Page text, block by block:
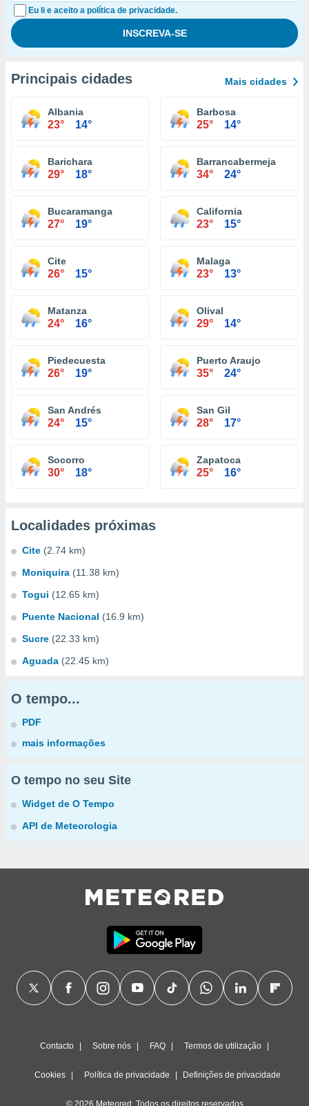
Eu li e aceito a política de privacidade.
Principais cidades Mais cidades
Albania
23° 14°
Barbosa
25° 14°
Barichara
29° 18°
Barrancabermeja
34° 24°
Bucaramanga
27° 19°
California
23° 15°
Cite
26° 15°
Malaga
23° 13°
Matanza
24° 16°
Olival
29° 14°
Piedecuesta
26° 19°
Puerto Araujo
35° 24°
San Andrés
24° 15°
San Gil
28° 17°
Socorro
30° 18°
Zapatoca
25° 16°
Localidades próximas
Cite (2.74 km)
Moniquira (11.38 km)
Togui (12.65 km)
Puente Nacional (16.9 km)
Sucre (22.33 km)
Aguada (22.45 km)
O tempo...
PDF
mais informações
O tempo no seu Site
Widget de O Tempo
API de Meteorologia
Contacto Sobre nós FAQ Termos de utilização
Cookies Política de privacidade Definições de privacidade
© 2026 Meteored. Todos os direitos reservados